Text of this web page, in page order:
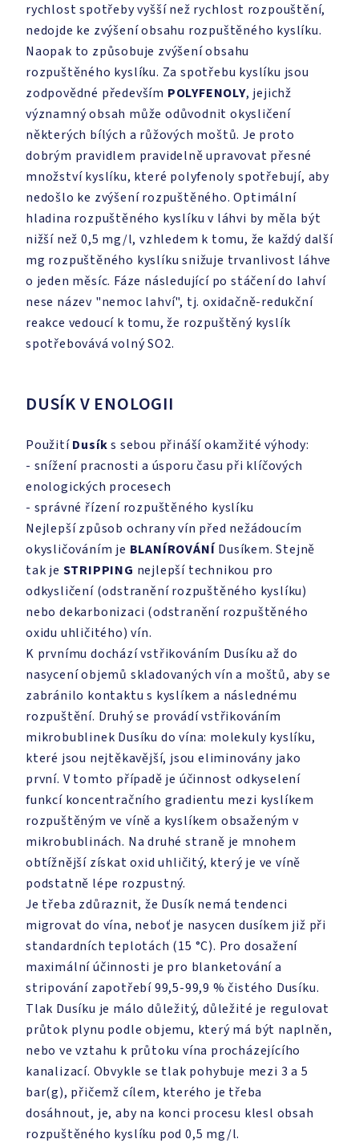
rychlost spotřeby vyšší než rychlost rozpouštění,
nedojde ke zvýšení obsahu rozpuštěného kyslíku.
Naopak to způsobuje zvýšení obsahu
rozpuštěného kyslíku. Za spotřebu kyslíku jsou
zodpovědné především POLYFENOLY, jejichž
významný obsah může odůvodnit okysličení
některých bílých a růžových moštů. Je proto
dobrým pravidlem pravidelně upravovat přesné
množství kyslíku, které polyfenoly spotřebují, aby
nedošlo ke zvýšení rozpuštěného. Optimální
hladina rozpuštěného kyslíku v láhvi by měla být
nižší než 0,5 mg/l, vzhledem k tomu, že každý další
mg rozpuštěného kyslíku snižuje trvanlivost láhve
o jeden měsíc. Fáze následující po stáčení do lahví
nese název "nemoc lahví", tj. oxidačně-redukční
reakce vedoucí k tomu, že rozpuštěný kyslík
spotřebovává volný SO2.
DUSÍK V ENOLOGII
PoužitíDusíks sebou přináší okamžité výhody:
- snížení pracnosti a úsporu času při klíčových
enologických procesech
- správné řízení rozpuštěného kyslíku
Nejlepší způsob ochrany vín před nežádoucím
okysličováním je BLANÍROVÁNÍ Dusíkem. Stejně
tak je STRIPPING nejlepší technikou pro
odkysličení (odstranění rozpuštěného kyslíku)
nebo dekarbonizaci (odstranění rozpuštěného
oxidu uhličitého) vín.
K prvnímu dochází vstřikováním Dusíku až do
nasycení objemů skladovaných vín a moštů, aby se
zabránilo kontaktu s kyslíkem a následnému
rozpuštění. Druhý se provádí vstřikováním
mikrobublinek Dusíku do vína: molekuly kyslíku,
které jsou nejtěkavější, jsou eliminovány jako
první. V tomto případě je účinnost odkyselení
funkcí koncentračního gradientu mezi kyslíkem
rozpuštěným ve víně a kyslíkem obsaženým v
mikrobublinách. Na druhé straně je mnohem
obtížnější získat oxid uhličitý, který je ve víně
podstatně lépe rozpustný.
Je třeba zdůraznit, že Dusík nemá tendenci
migrovat do vína, neboť je nasycen dusíkem již při
standardních teplotách (15 °C). Pro dosažení
maximální účinnosti je pro blanketování a
stripování zapotřebí 99,5-99,9 % čistého Dusíku.
Tlak Dusíku je málo důležitý, důležité je regulovat
průtok plynu podle objemu, který má být naplněn,
nebo ve vztahu k průtoku vína procházejícího
kanalizací. Obvykle se tlak pohybuje mezi 3 a 5
bar(g), přičemž cílem, kterého je třeba
dosáhnout, je, aby na konci procesu klesl obsah
rozpuštěného kyslíku pod 0,5 mg/l.